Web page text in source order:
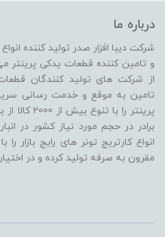
درباره ما
شرکت دیبا افزار صدر تولید کننده
و تامین کننده قطعات یدکی پرینتر
از شرکت های تولید کنندگان
تامین به موقع و خدمت رسانی
پرینتر را
برادر در حجم مورد نیاز کشور در
انواع کارتریج تونر های رایج بازار
مقرون به صرفه تولید کرده و در